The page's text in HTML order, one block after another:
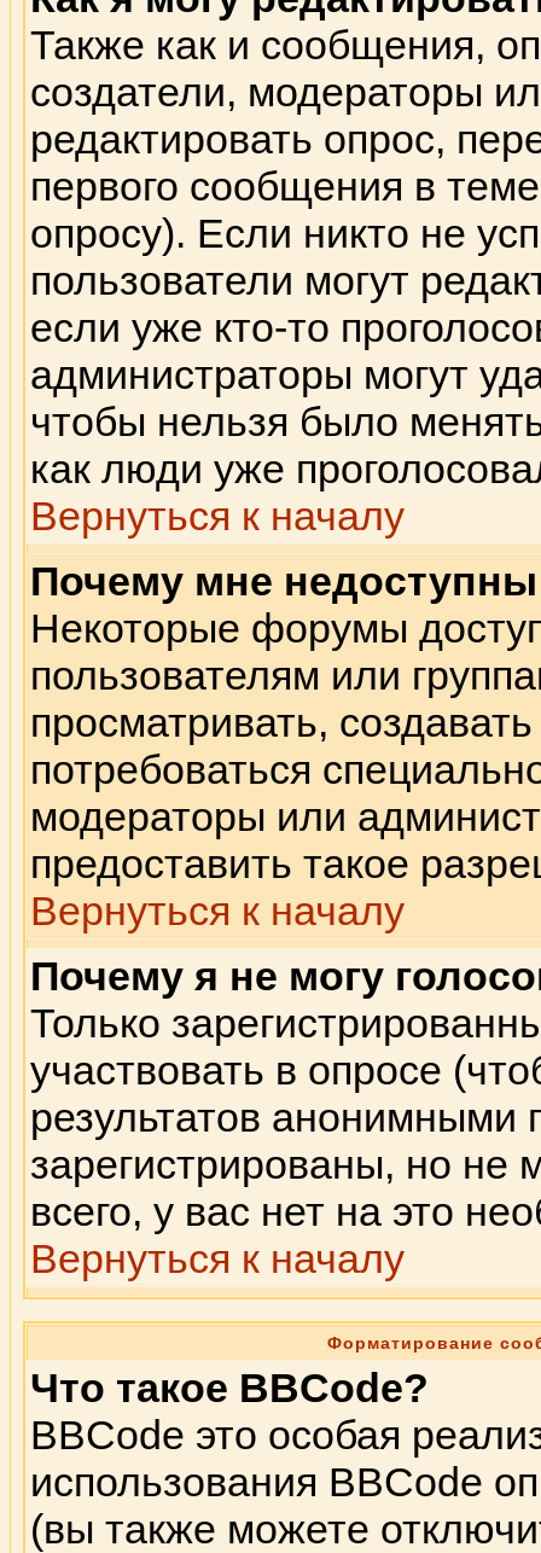
Также как и сообщения,
создатели, модераторы
редактировать опрос,
первого сообщения в
опросу). Если никто не
пользователи могут
если уже кто-то
администраторы могут
чтобы нельзя было
как люди уже
Вернуться к началу
Почему мне
Некоторые форумы
пользователям или
просматривать,
потребоваться
модераторы или
предоставить такое
Вернуться к началу
Почему я не могу
Только
участвовать в опросе
результатов анонимными
зарегистрированы, но не
всего, у вас нет на это
Вернуться к началу
Форматирование
Что такое BBCode?
BBCode это особая
использования BBCode
(вы также можете